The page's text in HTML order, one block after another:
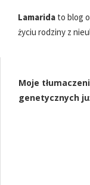
Lamarida to blog
życiu rodziny z
Moje
genetycznych